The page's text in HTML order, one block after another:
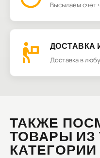
Высылаем счет
ДОСТАВКА
Доставка в
ТАКЖЕ
ТОВАРЫ ИЗ
КАТЕГОРИИ